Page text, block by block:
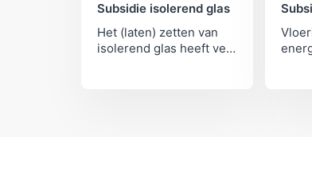
Subsidie isolerend glas
Het (laten) zetten van
isolerend glas heeft veel